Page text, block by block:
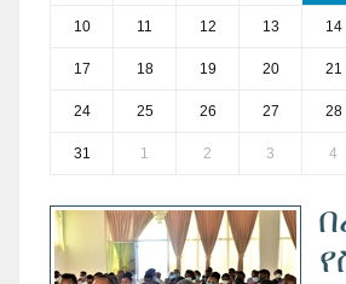
10 11 12 13 14
17 18 19 20 21
24 25 26 27 28
31 1 2 3 4